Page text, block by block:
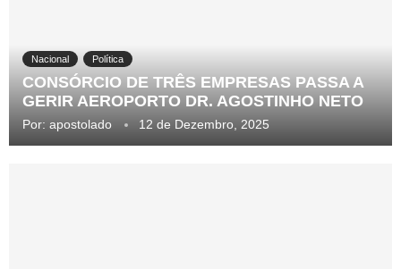
Nacional Política
CONSÓRCIO DE TRÊS EMPRESAS PASSA A
GERIR AEROPORTO DR. AGOSTINHO NETO
Por: apostolado 12 de Dezembro, 2025